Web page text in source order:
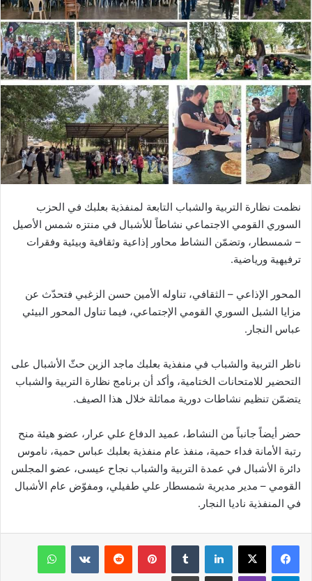
نظمت نظارة التربية والشباب التابعة لمنفذية بعلبك في الحزب
السوري القومي الاجتماعي نشاطاً للأشبال في منتزه شمس الأصيل
– شمسطار، وتضمّن النشاط محاور إذاعية وثقافية وبيئية وفقرات
ترفيهية ورياضية.
المحور الإذاعي – الثقافي، تناوله الأمين حسن الزغبي فتحدّث عن
مزايا الشبل السوري القومي الإجتماعي، فيما تناول المحور البيئي
عباس النجار.
ناظر التربية والشباب في منفذية بعلبك ماجد الزين حثّ الأشبال على
التحضير للامتحانات الختامية، وأكد أن برنامج نظارة التربية والشباب
يتضمّن تنظيم نشاطات دورية مماثلة خلال هذا الصيف.
حضر أيضاً جانباً من النشاط، عميد الدفاع علي عرار، عضو هيئة منح
رتبة الأمانة فداء حمية، منفذ عام منفذية بعلبك عباس حمية، ناموس
دائرة الأشبال في عمدة التربية والشباب نجاح عيسى، عضو المجلس
القومي – مدير مديرية شمسطار علي طفيلي، ومفوّض عام الأشبال
في المنفذية ناديا النجار.
فيسبوك لينكدإن بينتيريست